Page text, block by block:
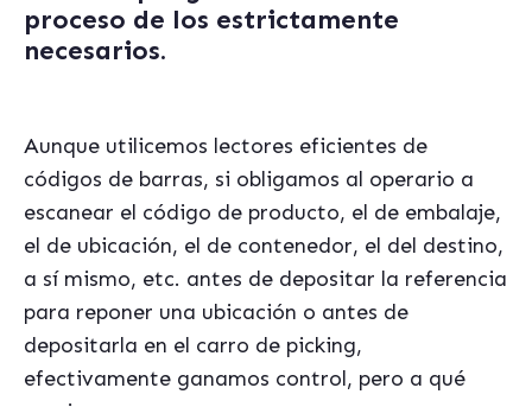
proceso de los estrictamente
necesarios.
Aunque utilicemos lectores eficientes de
códigos de barras, si obligamos al operario a
escanear el código de producto, el de embalaje,
el de ubicación, el de contenedor, el del destino,
a sí mismo, etc. antes de depositar la referencia
para reponer una ubicación o antes de
depositarla en el carro de picking,
efectivamente ganamos control, pero a qué